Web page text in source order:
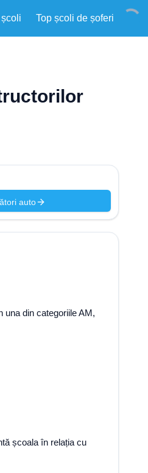
Top școli de șoferi
auto
una din categoriile AM,
școala în relația cu